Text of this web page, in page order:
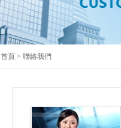
首頁 > 聯絡我們